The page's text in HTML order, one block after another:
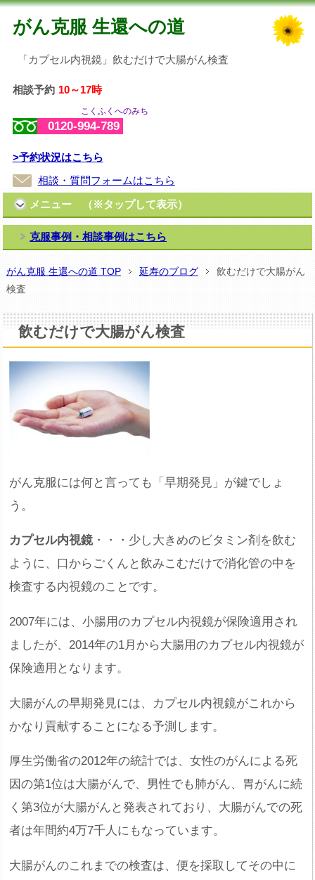
がん克服 生還への道
「カプセル内視鏡」飲むだけで大腸がん検査
相談予約 10～17時
こくふくへのみち
0120-994-789
>予約状況はこちら
相談・質問フォームはこちら
メニュー （※タップして表示）
克服事例・相談事例はこちら
がん克服 生還への道 TOP 延寿のブログ
飲むだけで大腸がん
検査
飲むだけで大腸がん検査
がん克服には何と言っても「早期発見」が鍵でしょ
う。
カプセル内視鏡・・・少し大きめのビタミン剤を飲む
ように、口からごくんと飲みこむだけで消化管の中を
検査する内視鏡のことです。
2007年には、小腸用のカプセル内視鏡が保険適用され
ましたが、2014年の1月から大腸用のカプセル内視鏡が
保険適用となります。
大腸がんの早期発見には、カプセル内視鏡がこれから
かなり貢献することになる予測します。
厚生労働省の2012年の統計では、女性のがんによる死
因の第1位は大腸がんで、男性でも肺がん、胃がんに続
く第3位が大腸がんと発表されており、大腸がんでの死
者は年間約4万7千人にもなっています。
大腸がんのこれまでの検査は、便を採取してその中に